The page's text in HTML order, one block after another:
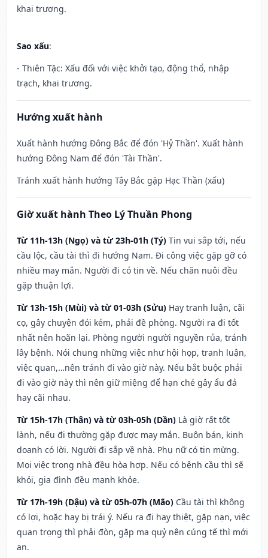
khai trương.
Sao xấu:
- Thiên Tặc: Xấu đối với việc khởi tạo, động thổ, nhập
trạch, khai trương.
Hướng xuất hành
Xuất hành hướng Đông Bắc để đón 'Hỷ Thần'. Xuất hành
hướng Đông Nam để đón 'Tài Thần'.
Tránh xuất hành hướng Tây Bắc gặp Hạc Thần (xấu)
Giờ xuất hành Theo Lý Thuần Phong
Từ 11h-13h (Ngọ) và từ 23h-01h (Tý) Tin vui sắp tới, nếu
cầu lộc, cầu tài thì đi hướng Nam. Đi công việc gặp gỡ có
nhiều may mắn. Người đi có tin về. Nếu chăn nuôi đều
gặp thuận lợi.
Từ 13h-15h (Mùi) và từ 01-03h (Sửu) Hay tranh luận, cãi
cọ, gây chuyện đói kém, phải đề phòng. Người ra đi tốt
nhất nên hoãn lại. Phòng người người nguyền rủa, tránh
lây bệnh. Nói chung những việc như hội họp, tranh luận,
việc quan,…nên tránh đi vào giờ này. Nếu bắt buộc phải
đi vào giờ này thì nên giữ miệng để hạn ché gây ẩu đả
hay cãi nhau.
Từ 15h-17h (Thân) và từ 03h-05h (Dần) Là giờ rất tốt
lành, nếu đi thường gặp được may mắn. Buôn bán, kinh
doanh có lời. Người đi sắp về nhà. Phụ nữ có tin mừng.
Mọi việc trong nhà đều hòa hợp. Nếu có bệnh cầu thì sẽ
khỏi, gia đình đều mạnh khỏe.
Từ 17h-19h (Dậu) và từ 05h-07h (Mão) Cầu tài thì không
có lợi, hoặc hay bị trái ý. Nếu ra đi hay thiệt, gặp nạn, việc
quan trọng thì phải đòn, gặp ma quỷ nên cúng tế thì mới
an.